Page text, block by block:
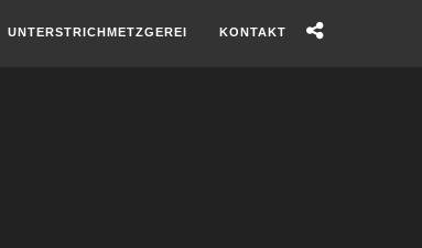
UNTERSTRICHMETZGEREI KONTAKT